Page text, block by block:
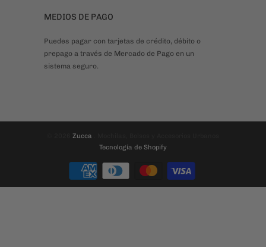
MEDIOS DE PAGO
Puedes pagar con tarjetas de crédito, débito o
prepago a través de Mercado de Pago en un
sistema seguro.
Zucca
Tecnología de Shopify